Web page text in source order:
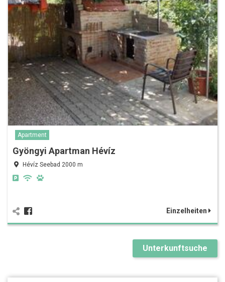
Apartment
Gyöngyi Apartman Hévíz
Hévíz Seebad 2000 m
Einzelheiten
Unterkunftsuche